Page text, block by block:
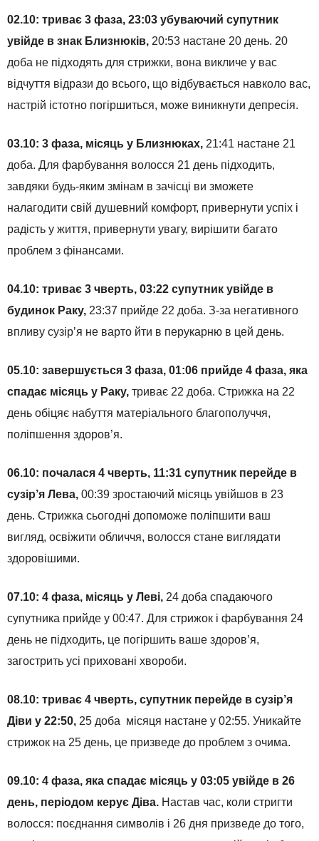
02.10: триває 3 фаза, 23:03 убуваючий супутник
увійде в знак Близнюків, 20:53 настане 20 день. 20
доба не підходять для стрижки, вона викличе у вас
відчуття відрази до всього, що відбувається навколо вас,
настрій істотно погіршиться, може виникнути депресія.
03.10: 3 фаза, місяць у Близнюках, 21:41 настане 21
доба. Для фарбування волосся 21 день підходить,
завдяки будь-яким змінам в зачісці ви зможете
налагодити свій душевний комфорт, привернути успіх і
радість у життя, привернути увагу, вирішити багато
проблем з фінансами.
04.10: триває 3 чверть, 03:22 супутник увійде в
будинок Раку, 23:37 прийде 22 доба. З-за негативного
впливу сузір’я не варто йти в перукарню в цей день.
05.10: завершується 3 фаза, 01:06 прийде 4 фаза, яка
спадає місяць у Раку, триває 22 доба. Стрижка на 22
день обіцяє набуття матеріального благополуччя,
поліпшення здоров’я.
06.10: почалася 4 чверть, 11:31 супутник перейде в
сузір’я Лева, 00:39 зростаючий місяць увійшов в 23
день. Стрижка сьогодні допоможе поліпшити ваш
вигляд, освіжити обличчя, волосся стане виглядати
здоровішими.
07.10: 4 фаза, місяць у Леві, 24 доба спадаючого
супутника прийде у 00:47. Для стрижок і фарбування 24
день не підходить, це погіршить ваше здоров’я,
загострить усі приховані хвороби.
08.10: триває 4 чверть, супутник перейде в сузір’я
Діви у 22:50, 25 доба місяця настане у 02:55. Уникайте
стрижок на 25 день, це призведе до проблем з очима.
09.10: 4 фаза, яка спадає місяць у 03:05 увійде в 26
день, періодом керує Діва. Настав час, коли стригти
волосся: поєднання символів і 26 дня призведе до того,